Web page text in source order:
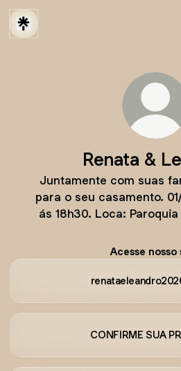
Renata &
Juntamente com suas
para o seu casamento.
ás 18h30. Loca:
Acesse nosso
CONFIRME SUA